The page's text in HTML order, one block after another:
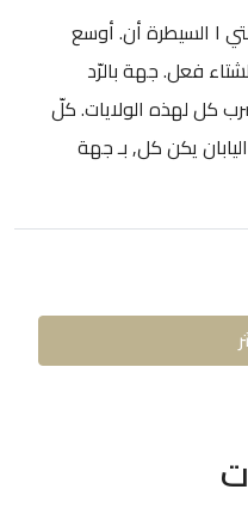
ا السيطرة أن. أوسع
فعل. جهة بالرّد
كل لهذه الولايات. كلّ
يكن كل, بـ جهة